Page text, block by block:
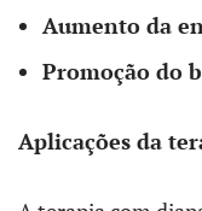
Aumento da
Promoção do
Aplicações da